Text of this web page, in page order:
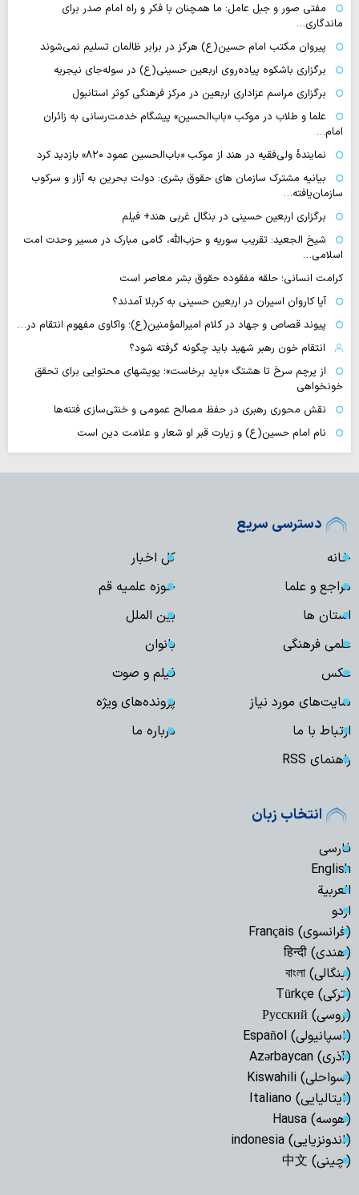
مفتی صور و جبل عامل: ما همچنان با فکر و راه امام صدر برای
ماندگاری…
پیروان مکتب امام حسین(ع) هرگز در برابر ظالمان تسلیم نمی‌شوند
برگزاری باشکوه پیاده‌روی اربعین حسینی(ع) در سوله‌جای نیجریه
برگزاری مراسم عزاداری اربعین در مرکز فرهنگی کوثر استانبول
علما و طلاب در موکب «باب‌الحسین» پیشگام خدمت‌رسانی به زائران
امام…
نمایندهٔ ولی‌فقیه در هند از موکب «باب‌الحسین عمود ۸۲۰» بازدید کرد
بیانیه مشترک سازمان های حقوق بشری: دولت بحرین به آزار و سرکوب
سازمان‌یافته…
برگزاری اربعین حسینی در بنگال غربی هند+ فیلم
شیخ الجعید: تقریب سوریه و حزب‌الله، گامی مبارک در مسیر وحدت امت
اسلامی…
کرامت انسانی؛ حلقه مفقوده حقوق بشر معاصر است
آیا کاروان اسیران در اربعین حسینی به کربلا آمدند؟
پیوند قصاص و جهاد در کلام امیرالمؤمنین(ع)؛ واکاوی مفهوم انتقام در…
انتقام خون رهبر شهید باید چگونه گرفته شود؟
از پرچم سرخ تا هشتگ «باید برخاست»؛ پویشهای محتوایی برای تحقق
خونخواهی
نقش محوری رهبری در حفظ مصالح عمومی و خنثی‌سازی فتنه‌ها
نام امام حسین(ع) و زیارت قبر او شعار و علامت دین است
دسترسی سریع
خانه
کل اخبار
مراجع و علما
حوزه علمیه قم
استان ها
بین الملل
علمی فرهنگی
بانوان
عکس
فیلم و صوت
سایت‌های مورد نیاز
پرونده‌های ویژه
ارتباط با ما
درباره ما
راهنمای RSS
انتخاب زبان
فارسی
English
العربیة
اردو
(فرانسوی) Français
(هندی) हिन्दी
(بنگالی) বাংলা
(ترکی) Türkçe
(روسی) Русский
(اسپانیولی) Español
(آذری) Azərbaycan
(سواحلی) Kiswahili
(ایتالیایی) Italiano
(هوسه) Hausa
(اندونزیایی) indonesia
(چینی) 中文